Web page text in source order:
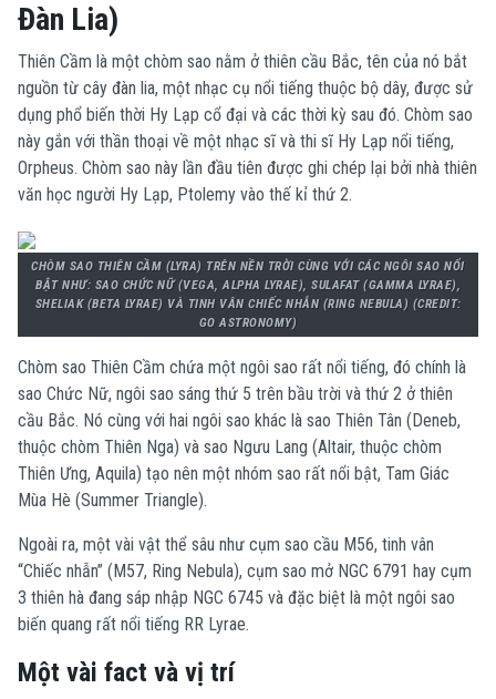
Đàn Lia)
Thiên Cầm là một chòm sao nằm ở thiên cầu Bắc, tên của nó bắt
nguồn từ cây đàn lia, một nhạc cụ nổi tiếng thuộc bộ dây, được sử
dụng phổ biến thời Hy Lạp cổ đại và các thời kỳ sau đó. Chòm sao
này gắn với thần thoại về một nhạc sĩ và thi sĩ Hy Lạp nổi tiếng,
Orpheus. Chòm sao này lần đầu tiên được ghi chép lại bởi nhà thiên
văn học người Hy Lạp, Ptolemy vào thế kỉ thứ 2.
CHÒM SAO THIÊN CẦM (LYRA) TRÊN NỀN TRỜI CÙNG VỚI CÁC NGÔI SAO NỔI
BẬT NHƯ: SAO CHỨC NỮ (VEGA, ALPHA LYRAE), SULAFAT (GAMMA LYRAE),
SHELIAK (BETA LYRAE) VÀ TINH VÂN CHIẾC NHẪN (RING NEBULA) (CREDIT:
GO ASTRONOMY)
Chòm sao Thiên Cầm chứa một ngôi sao rất nổi tiếng, đó chính là
sao Chức Nữ, ngôi sao sáng thứ 5 trên bầu trời và thứ 2 ở thiên
cầu Bắc. Nó cùng với hai ngôi sao khác là sao Thiên Tân (Deneb,
thuộc chòm Thiên Nga) và sao Ngưu Lang (Altair, thuộc chòm
Thiên Ưng, Aquila) tạo nên một nhóm sao rất nổi bật, Tam Giác
Mùa Hè (Summer Triangle).
Ngoài ra, một vài vật thể sâu như cụm sao cầu M56, tinh vân
“Chiếc nhẫn” (M57, Ring Nebula), cụm sao mở NGC 6791 hay cụm
3 thiên hà đang sáp nhập NGC 6745 và đặc biệt là một ngôi sao
biến quang rất nổi tiếng RR Lyrae.
Một vài fact và vị trí